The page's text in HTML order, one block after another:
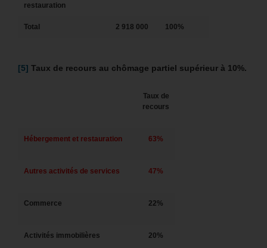
restauration
Total 2 918 000 100%
[5] Taux de recours au chômage partiel supérieur à 10%.
Taux de
recours
Hébergement et restauration 63%
Autres activités de services 47%
Commerce 22%
Activités immobilières 20%